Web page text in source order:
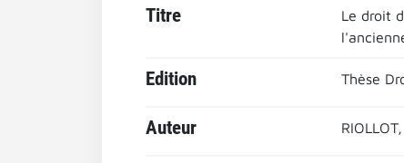
Titre
Le droit
Edition Thèse
Auteur